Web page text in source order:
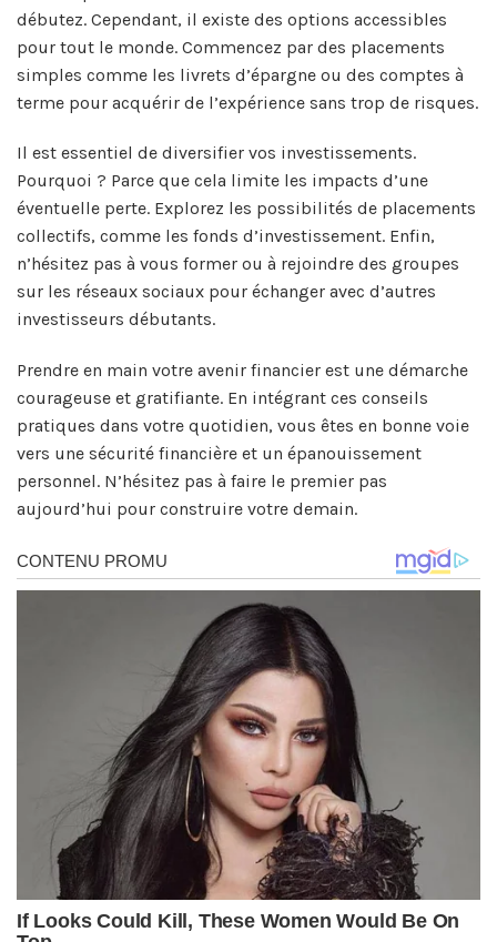
débutez. Cependant, il existe des options accessibles
pour tout le monde. Commencez par des placements
simples comme les livrets d’épargne ou des comptes à
terme pour acquérir de l’expérience sans trop de risques.
Il est essentiel de diversifier vos investissements.
Pourquoi ? Parce que cela limite les impacts d’une
éventuelle perte. Explorez les possibilités de placements
collectifs, comme les fonds d’investissement. Enfin,
n’hésitez pas à vous former ou à rejoindre des groupes
sur les réseaux sociaux pour échanger avec d’autres
investisseurs débutants.
Prendre en main votre avenir financier est une démarche
courageuse et gratifiante. En intégrant ces conseils
pratiques dans votre quotidien, vous êtes en bonne voie
vers une sécurité financière et un épanouissement
personnel. N’hésitez pas à faire le premier pas
aujourd’hui pour construire votre demain.